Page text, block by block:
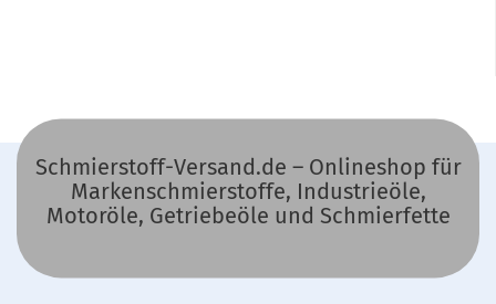
Schmierstoff-Versand.de – Onlineshop für
Markenschmierstoffe, Industrieöle,
Motoröle, Getriebeöle und Schmierfette